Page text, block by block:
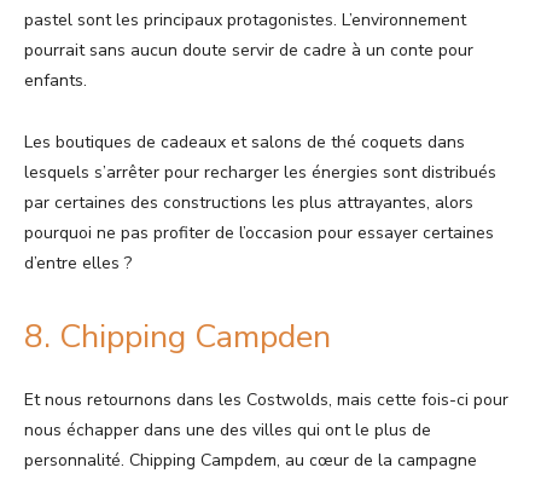
pastel sont les principaux protagonistes. L’environnement
pourrait sans aucun doute servir de cadre à un conte pour
enfants.
Les boutiques de cadeaux et salons de thé coquets dans
lesquels s’arrêter pour recharger les énergies sont distribués
par certaines des constructions les plus attrayantes, alors
pourquoi ne pas profiter de l’occasion pour essayer certaines
d’entre elles ?
8. Chipping Campden
Et nous retournons dans les Costwolds, mais cette fois-ci pour
nous échapper dans une des villes qui ont le plus de
personnalité. Chipping Campdem, au cœur de la campagne